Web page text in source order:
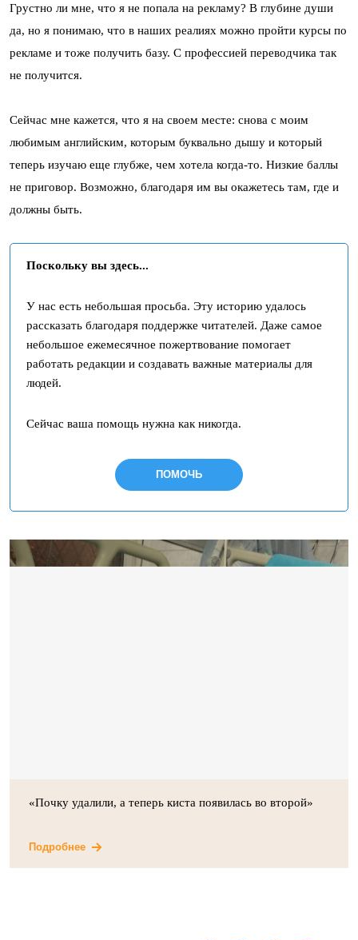
Грустно ли мне, что я не попала на рекламу? В глубине души
да, но я понимаю, что в наших реалиях можно пройти курсы по
рекламе и тоже получить базу. С профессией переводчика так
не получится.
Сейчас мне кажется, что я на своем месте: снова с моим
любимым английским, которым буквально дышу и который
теперь изучаю еще глубже, чем хотела когда-то. Низкие баллы
не приговор. Возможно, благодаря им вы окажетесь там, где и
должны быть.
Поскольку вы здесь...
У нас есть небольшая просьба. Эту историю удалось
рассказать благодаря поддержке читателей. Даже самое
небольшое ежемесячное пожертвование помогает
работать редакции и создавать важные материалы для
людей.
Сейчас ваша помощь нужна как никогда.
ПОМОЧЬ
«Почку удалили, а теперь киста появилась во второй»
Подробнее